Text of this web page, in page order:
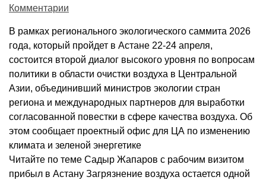
Комментарии
В рамках регионального экологического саммита 2026
года, который пройдет в Астане 22-24 апреля,
состоится второй диалог высокого уровня по вопросам
политики в области очистки воздуха в Центральной
Азии, объединивший министров экологии стран
региона и международных партнеров для выработки
согласованной повестки в сфере качества воздуха. Об
этом сообщает проектный офис для ЦА по изменению
климата и зеленой энергетике
Читайте по теме Садыр Жапаров с рабочим визитом
прибыл в Астану Загрязнение воздуха остается одной